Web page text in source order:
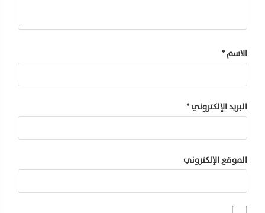
الاسم*
البريد الإلكتروني*
الموقع الإلكتروني